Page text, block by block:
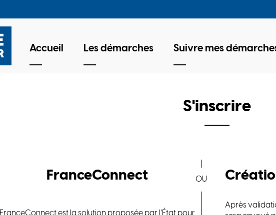
Accueil Les démarches Suivre mes
S'inscrire
FranceConnect
FranceConnect est la solution proposée par l’État pour
Après